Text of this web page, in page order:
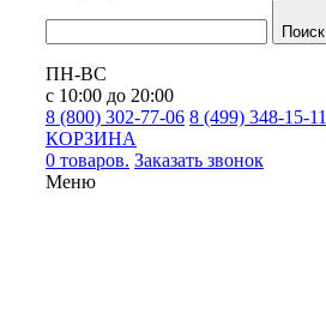
Поиск
ПН-ВС
с 10:00 до 20:00
8 (800) 302-77-06 8 (499) 348-15-11
КОРЗИНА
0 товаров. Заказать звонок
Меню